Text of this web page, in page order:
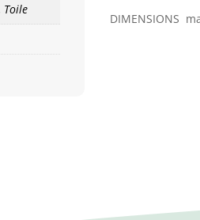
Toile
DIMENSIONS